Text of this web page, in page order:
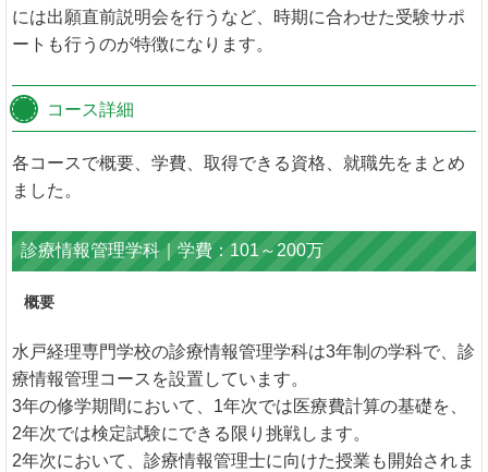
には出願直前説明会を行うなど、時期に合わせた受験サポ
ートも行うのが特徴になります。
コース詳細
各コースで概要、学費、取得できる資格、就職先をまとめ
ました。
診療情報管理学科｜学費：101～200万
概要
水戸経理専門学校の診療情報管理学科は3年制の学科で、診
療情報管理コースを設置しています。
3年の修学期間において、1年次では医療費計算の基礎を、
2年次では検定試験にできる限り挑戦します。
2年次において、診療情報管理士に向けた授業も開始されま